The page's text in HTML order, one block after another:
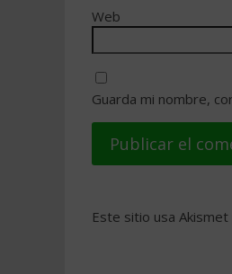
Web
Guarda mi nombre,
Este sitio usa